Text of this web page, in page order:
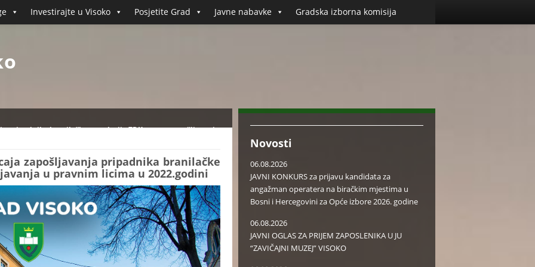
Investirajte u Visoko Posjetite Grad Javne nabavke Gradska izborna komisija
pripadnika branilačke populacije ZDK putem zapošljavanja
zapošljavanja pripadnika branilačke
u pravnim licima u 2022.godini
Novosti
06.08.2026
JAVNI KONKURS za prijavu kandidata za
angažman operatera na biračkim mjestima u
Bosni i Hercegovini za Opće izbore 2026. godine
06.08.2026
JAVNI OGLAS ZA PRIJEM ZAPOSLENIKA U JU
“ZAVIČAJNI MUZEJ” VISOKO